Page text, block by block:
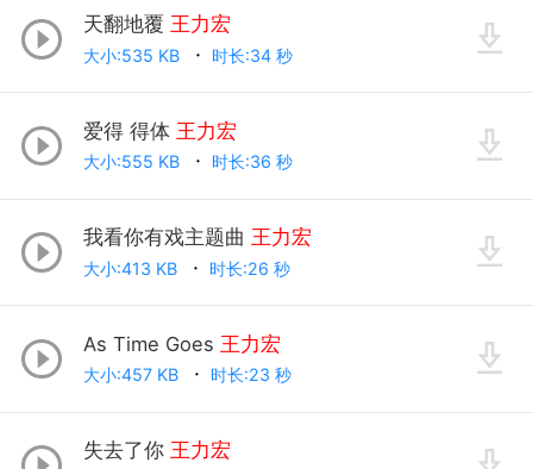
天翻地覆 王力宏
大小:535 KB 时长:34 秒
爱得 得体 王力宏
大小:555 KB 时长:36 秒
我看你有戏主题曲 王力宏
大小:413 KB 时长:26 秒
As Time Goes 王力宏
大小:457 KB 时长:23 秒
失去了你 王力宏